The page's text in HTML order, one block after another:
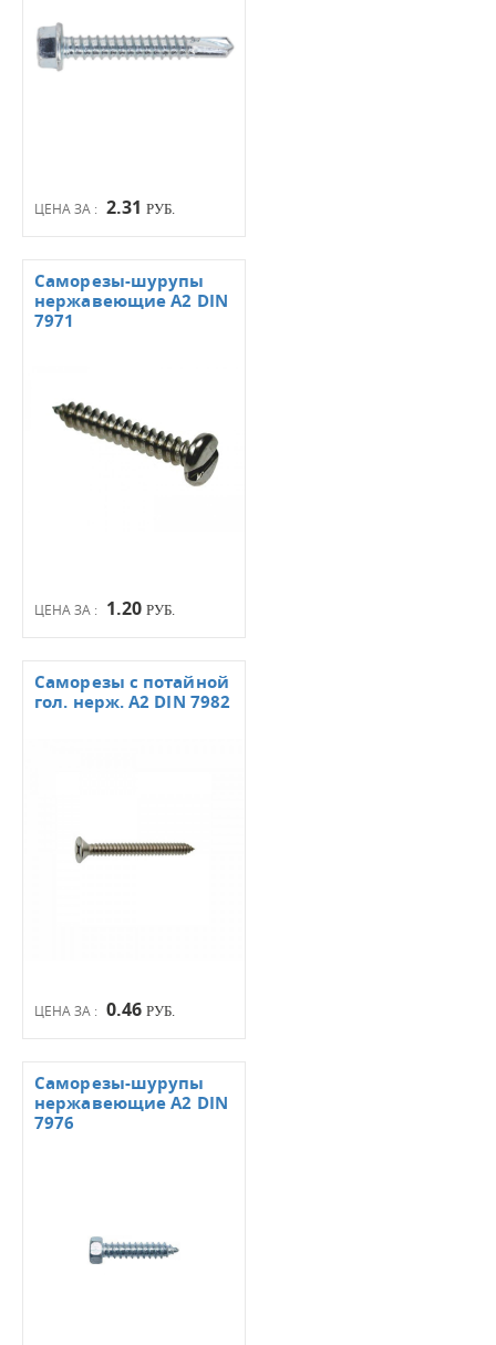
ЦЕНА ЗА : 2.31 РУБ.
ЦЕНА ЗА : 1.20 РУБ.
Саморезы-шурупы
нержавеющие А2 DIN
7971
ЦЕНА ЗА : 0.46 РУБ.
Саморезы с потайной
гол. нерж. А2 DIN 7982
Саморезы-шурупы
нержавеющие А2 DIN
7976